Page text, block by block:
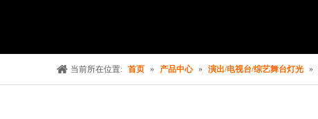
当前所在位置: 首页 » 产品中心 » 演出/电视台/综艺舞台灯光 »